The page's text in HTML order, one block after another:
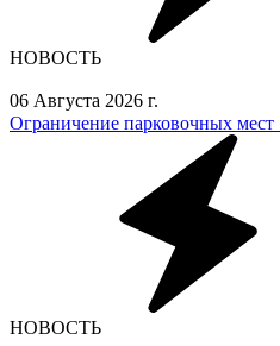
НОВОСТЬ
06 Августа 2026 г.
Ограничение парковочных мест⁣⁣⠀
НОВОСТЬ